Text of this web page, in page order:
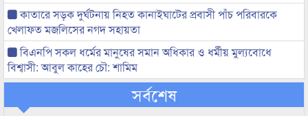
কাতারে সড়ক দুর্ঘটনায় নিহত কানাইঘাটের প্রবাসী পাঁচ পরিবারকে
খেলাফত মজলিসের নগদ সহায়তা
বিএনপি সকল ধর্মের মানুষের সমান অধিকার ও ধর্মীয় মুল্যবোধে
বিশ্বাসী: আবুল কাহের চৌ: শামিম
সর্বশেষ